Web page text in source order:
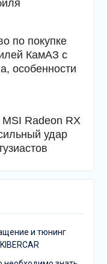
по покупке
КамАЗ с
особенности
Radeon RX
удар
и тюнинг